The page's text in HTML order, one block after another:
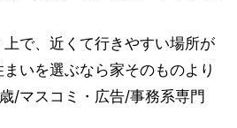
上で、近くて行きやすい場所が
いを選ぶなら家そのものより
/マスコミ・広告/事務系専門